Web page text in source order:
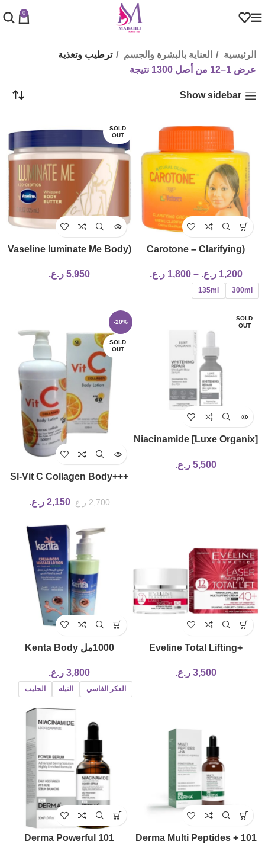
0
الرئيسية العناية بالبشرة والجسم
ترطيب وتغذية
عرض 1–12 من أصل 1300 نتيجة
Show sidebar
(Carotone – Clarifying
1,200 ر.ع. –
1,800 ر.ع.
300ml
135ml
SOLD
OUT
(Vaseline luminate Me Body
5,950 ر.ع.
SOLD
OUT
[Luxe Organix] Niacinamide
10% 30ml
5,500 ر.ع.
-20%
SOLD
OUT
+++Sl-Vit C Collagen Body
2,700 ر.ع. 2,150 ر.ع.
+Eveline Total Lifting
Cream 40
3,500 ر.ع.
1000مل Kenta Body
3,800 ر.ع.
العكر الفاسي النيله الحليب
101 Derma Multi Peptides +
101 Derma Powerful